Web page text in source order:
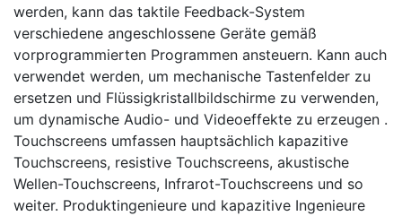
werden, kann das taktile Feedback-System
verschiedene angeschlossene Geräte gemäß
vorprogrammierten Programmen ansteuern. Kann auch
verwendet werden, um mechanische Tastenfelder zu
ersetzen und Flüssigkristallbildschirme zu verwenden,
um dynamische Audio- und Videoeffekte zu erzeugen .
Touchscreens umfassen hauptsächlich kapazitive
Touchscreens, resistive Touchscreens, akustische
Wellen-Touchscreens, Infrarot-Touchscreens und so
weiter. Produktingenieure und kapazitive Ingenieure